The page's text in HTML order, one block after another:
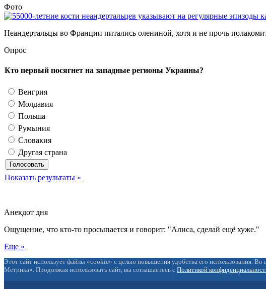
Фото
Неандертальцы во Франции питались олениной, хотя и не прочь
Опрос
Кто первый посягнет на западные регионы Украины?
Венгрия
Молдавия
Польша
Румыния
Словакия
Другая страна
Показать результаты »
Анекдот дня
Ощущение, что кто-то просыпается и говорит: "Алиса, сделай ещё хуже."
Еще »
Этот сайт использует файлы «cookie» с целью повышения удобства его использования.
Метрика». Продолжая использовать сайт, вы соглашаетесь с Политикой